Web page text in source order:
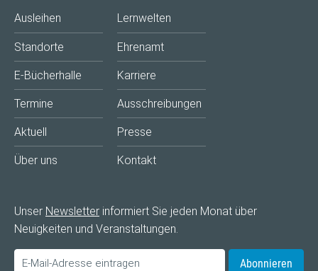
Ausleihen
Standorte
E-Bücherhalle
Termine
Aktuell
Über uns
Lernwelten
Ehrenamt
Karriere
Ausschreibungen
Presse
Kontakt
Unser Newsletter informiert Sie jeden Monat über
Neuigkeiten und Veranstaltungen.
Abonnieren